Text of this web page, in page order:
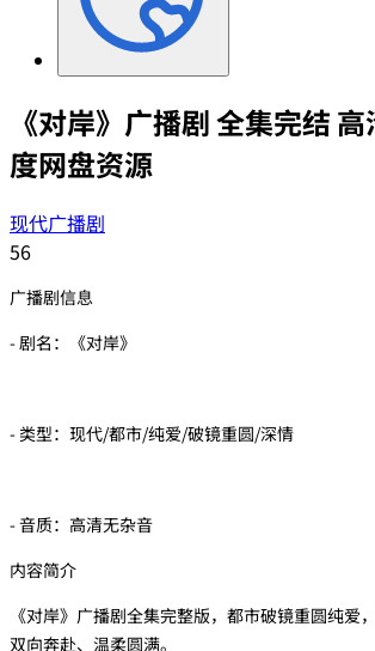
《对岸》广播剧 全集完结
度网盘资源
现代广播剧
56
广播剧信息
- 剧名：《对岸》
- 类型：现代/都市/纯爱/破镜重圆/深情
- 音质：高清无杂音
内容简介
《对岸》广播剧全集完整版，都市破镜重圆纯爱
双向奔赴、温柔圆满。